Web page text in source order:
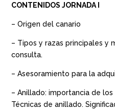
CONTENIDOS JORNADA I
– Origen del canario
– Tipos y razas principales y
consulta.
– Asesoramiento para la
– Anillado: importancia de
Técnicas de anillado.